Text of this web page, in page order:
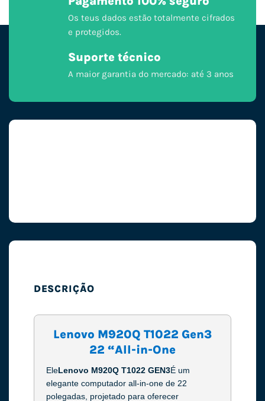
Os teus dados estão totalmente cifrados
e protegidos.
Suporte técnico
A maior garantia do mercado: até 3 anos
DESCRIÇÃO
Lenovo M920Q T1022 Gen3
22 “All-in-One
EleLenovo M920Q T1022 GEN3É um
elegante computador all-in-one de 22
polegadas, projetado para oferecer